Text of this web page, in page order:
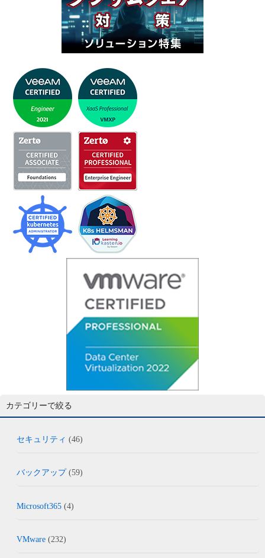
カテゴリーで絞る
セキュリティ (46)
バックアップ(59)
Microsoft365 (4)
VMware (232)